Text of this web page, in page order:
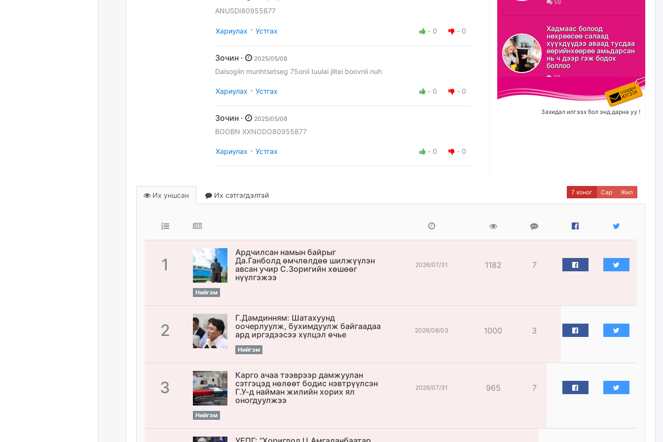
ANUSDI80955877
Хариулах · Устгах - 0 - 0
Зочин · 2025/05/08
Daisogiin munhtsetseg 75onii tuulai jiltei boovnii nuh
Хариулах · Устгах - 0 - 0
Зочин · 2025/05/08
BOOBN XXNODO80955877
Хариулах · Устгах - 0 - 0
ХЗДХ-ын сайд С.Амарсайхан:
Авлигаар авсан хөрөнгийг
хурааж, нийгмийн сайн
сайхны хөгжилд зориулах
бөгөөд үүнийг хэд хэдэн эрх
бүхий байгууллагаас санал авна
өчигдѳр
Шатахууныг олдож байгаа
газраас нь л авч байна. Үнэ
тарифаас илүү хангамж дээр
анхаарч байна
өчигдѳр
жилийн ойд зориулсан
наадмыг хойшлуулав
Монгол Улсад 162 вагон - 9720
Jade Gas: 1.1 тэрбум австрали
долларын санхүүжилтийн
эцсийн гэрээг есдүгээр сард
59
Хадмаас болоод
нөхрөөсөө салаад
хүүхдүүдээ аваад тусдаа
өөрийнхөөрөө амьдарсан
нь ч дээр гэж бодох
боллоо
91
Захидал илгээх бол энд дарна уу !
Их уншсан Их сэтгэгдэлтэй 7 хоног Сар Жил
1
Ардчилсан намын байрыг
Да.Ганболд өмчлөлдөө шилжүүлэн
авсан учир С.Зоригийн хөшөөг
нүүлгэжээ
Нийгэм
2026/07/31 1182 7
2
Г.Дамдинням: Шатахуунд
оочерлуулж, бухимдуулж байгаадаа
ард иргэдээсээ хүлцэл өчье
Нийгэм
2026/08/03 1000 3
3
Карго ачаа тээврээр дамжуулан
сэтгэцэд нөлөөт бодис нэвтрүүлсэн
Г.У-д найман жилийн хорих ял
оногдуулжээ
Нийгэм
2026/07/31 965 7